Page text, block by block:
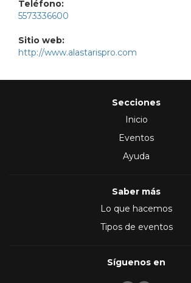
Teléfono:
5573336600
Sitio web:
http://www.alastarispro.com
Secciones
Inicio
Eventos
Ayuda
Saber más
Lo que hacemos
Tipos de eventos
Síguenos en